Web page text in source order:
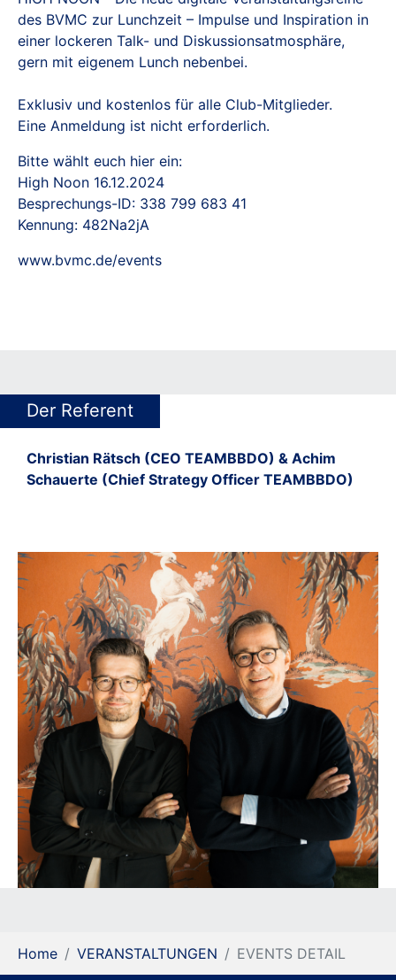
des BVMC zur Lunchzeit – Impulse und Inspiration in
einer lockeren Talk- und Diskussionsatmosphäre,
gern mit eigenem Lunch nebenbei.
Exklusiv und kostenlos für alle Club-Mitglieder.
Eine Anmeldung ist nicht erforderlich.
Bitte wählt euch hier ein:
High Noon 16.12.2024
Besprechungs-ID: 338 799 683 41
Kennung: 482Na2jA
www.bvmc.de/events
Der Referent
Christian Rätsch (CEO TEAMBBDO) & Achim
Schauerte (Chief Strategy Officer TEAMBBDO)
Home VERANSTALTUNGEN EVENTS DETAIL